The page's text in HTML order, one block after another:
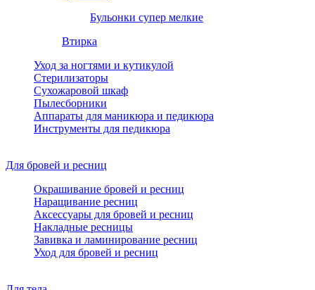
Бульонки супер мелкие
Втирка
Уход за ногтями и кутикулой
Стерилизаторы
Сухожаровой шкаф
Пылесборники
Аппараты для маникюра и педикюра
Инструменты для педикюра
Для бровей и ресниц
Окрашивание бровей и ресниц
Наращивание ресниц
Аксессуары для бровей и ресниц
Накладные ресницы
Завивка и ламинирование ресниц
Уход для бровей и ресниц